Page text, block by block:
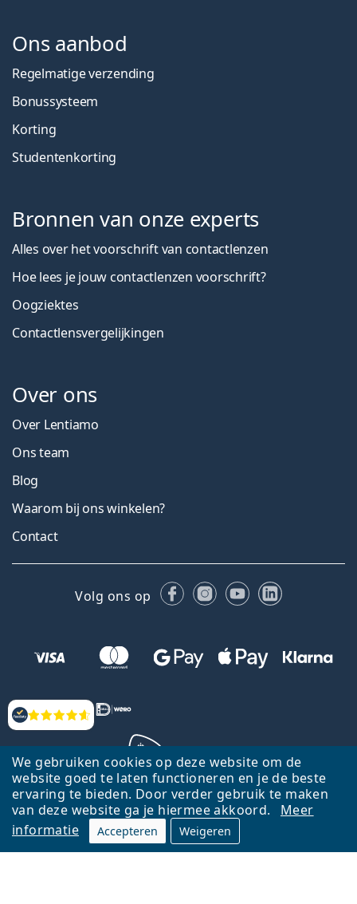
We gebruiken cookies op deze website om de
website goed te laten functioneren en je de beste
ervaring te bieden. Door verder gebruik te maken
van deze website ga je hiermee akkoord.
Meer
informatie
Accepteren Weigeren
Beoordelingen
Ons aanbod
Regelmatige verzending
Bonussysteem
Korting
Studentenkorting
Bronnen van onze experts
Alles over het voorschrift van contactlenzen
Hoe lees je jouw contactlenzen voorschrift?
Oogziektes
Contactlensvergelijkingen
Over ons
Over Lentiamo
Ons team
Blog
Waarom bij ons winkelen?
Contact
Volg ons op FacebookInstagram
YouTubeLinkedIn
Terug naar de homepagina
Ga omhoog
Lentiamo.nl is eigendom van en wordt beheerd door Lentiamo s.r.o.,
Tsjechië
Hier al 18 jaar voor jou.